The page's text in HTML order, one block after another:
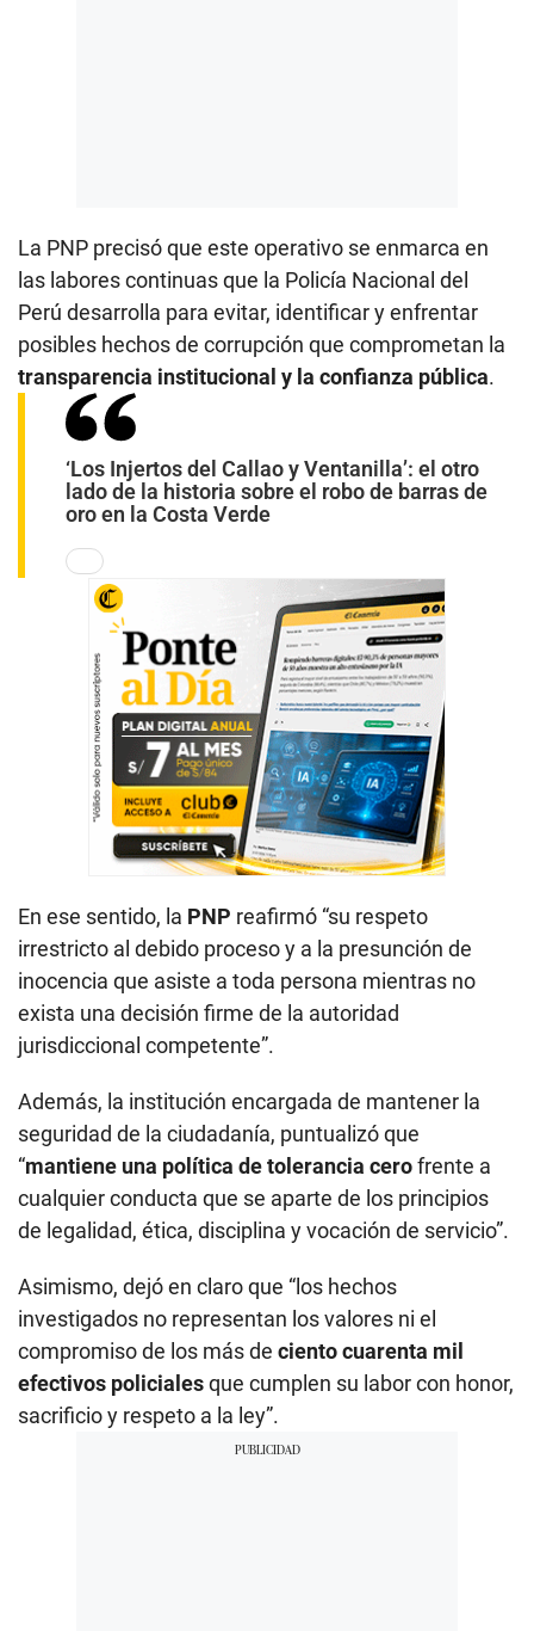
La PNP precisó que este operativo se enmarca en
las labores continuas que la Policía Nacional del
Perú desarrolla para evitar, identificar y enfrentar
posibles hechos de corrupción que comprometan la
transparencia institucional y la confianza pública.
‘Los Injertos del Callao y Ventanilla’: el otro
lado de la historia sobre el robo de barras de
oro en la Costa Verde
En ese sentido, la PNP reafirmó “su respeto
irrestricto al debido proceso y a la presunción de
inocencia que asiste a toda persona mientras no
exista una decisión firme de la autoridad
jurisdiccional competente”.
Además, la institución encargada de mantener la
seguridad de la ciudadanía, puntualizó que
“mantiene una política de tolerancia cerofrente a
cualquier conducta que se aparte de los principios
de legalidad, ética, disciplina y vocación de servicio”.
Asimismo, dejó en claro que “los hechos
investigados no representan los valores ni el
compromiso de los más de ciento cuarenta mil
efectivos policialesque cumplen su labor con honor,
sacrificio y respeto a la ley”.